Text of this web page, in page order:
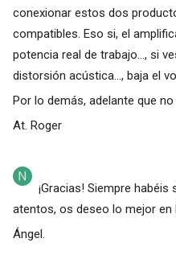
conexionar estos dos
compatibles. Eso si, el
potencia real de trabajo..., si
distorsión acústica..., baja el
Por lo demás, adelante que
At. Roger
¡Gracias! Siempre
atentos, os deseo lo mejor en
Ángel.